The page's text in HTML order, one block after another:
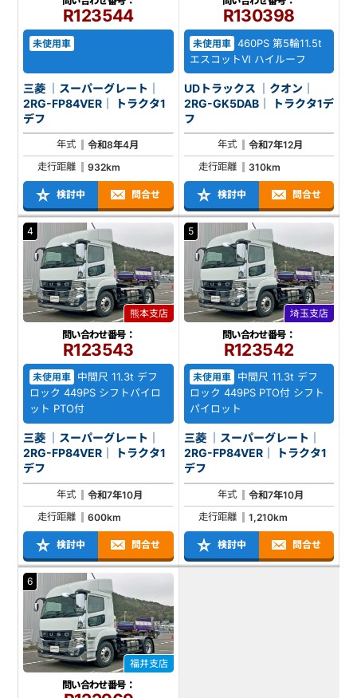
R123544
未使用車
三菱 ｜スーパーグレート｜
2RG-FP84VER｜ トラクタ1
デフ
年式
令和8年4月
走行距離
932km
検討中 問合せ
R130398
未使用車 460PS 第5輪11.5t
エスコットⅥ ハイルーフ
UDトラックス ｜クオン｜
2RG-GK5DAB｜ トラクタ1デ
フ
年式
令和7年12月
走行距離
310km
検討中 問合せ
4
熊本支店
問い合わせ番号：
R123543
未使用車
中間尺 11.3t デフ
ロック 449PS シフトパイロ
ット PTO付
三菱 ｜スーパーグレート｜
2RG-FP84VER｜ トラクタ1
デフ
年式
令和7年10月
走行距離
600km
検討中 問合せ
5
埼玉支店
問い合わせ番号：
R123542
未使用車 中間尺 11.3t デフ
ロック 449PS PTO付 シフト
パイロット
三菱 ｜スーパーグレート｜
2RG-FP84VER｜ トラクタ1
デフ
年式
令和7年10月
走行距離
1,210km
検討中 問合せ
6
福井支店
問い合わせ番号：